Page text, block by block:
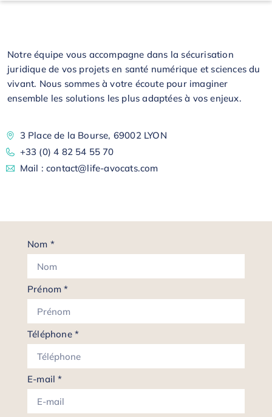
Notre équipe vous accompagne dans la sécurisation
juridique de vos projets en santé numérique et sciences du
vivant. Nous sommes à votre écoute pour imaginer
ensemble les solutions les plus adaptées à vos enjeux.
3 Place de la Bourse, 69002 LYON
+33 (0) 4 82 54 55 70
Mail : contact@life-avocats.com
Nom *
Prénom *
Téléphone *
E-mail *